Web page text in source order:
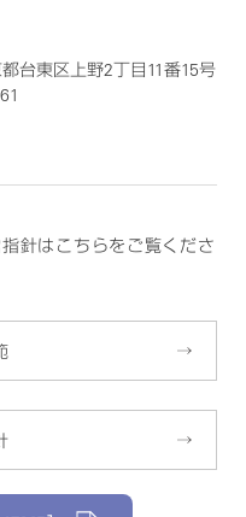
台東区上野2丁目11番15号
針はこちらをご覧くださ